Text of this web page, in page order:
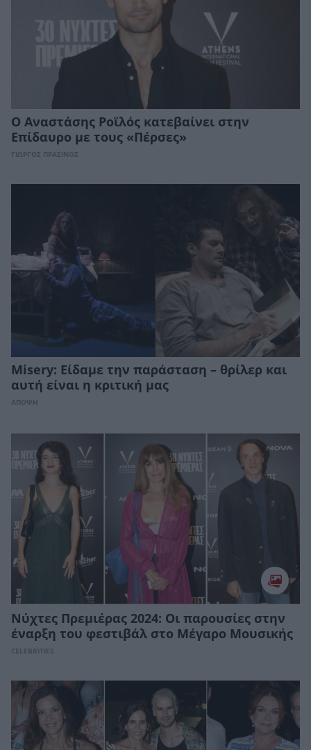
Ο Αναστάσης Ροϊλός κατεβαίνει στην
Επίδαυρο με τους «Πέρσες»
ΓΙΩΡΓΟΣ ΠΡΑΣΙΝΟΣ
Misery: Είδαμε την παράσταση – θρίλερ και
αυτή είναι η κριτική μας
ΑΠΟΨΗ
Νύχτες Πρεμιέρας 2024: Οι παρουσίες στην
έναρξη του φεστιβάλ στο Μέγαρο Μουσικής
CELEBRITIES